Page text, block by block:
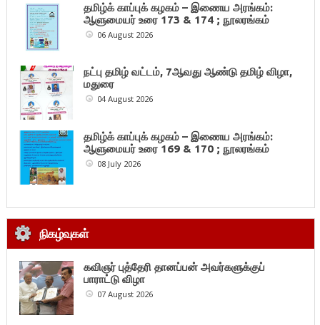
தமிழ்க் காப்புக் கழகம் – இணைய அரங்கம்:
ஆளுமையர் உரை 173 & 174 ; நூலரங்கம்
06 August 2026
நட்பு தமிழ் வட்டம், 7ஆவது ஆண்டு தமிழ் விழா,
மதுரை
04 August 2026
தமிழ்க் காப்புக் கழகம் – இணைய அரங்கம்:
ஆளுமையர் உரை 169 & 170 ; நூலரங்கம்
08 July 2026
நிகழ்வுகள்
கவிஞர் புத்தேரி தானப்பன் அவர்களுக்குப்
பாராட்டு விழா
07 August 2026